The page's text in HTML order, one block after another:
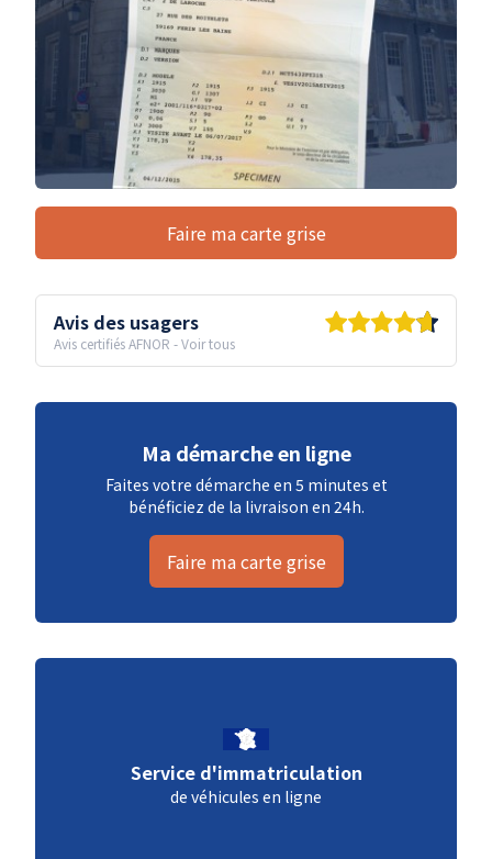
Faire ma carte grise
Avis des usagers
Avis certifiés AFNOR -Voir tous
Ma démarche en ligne
Faites votre démarche en 5 minutes et
bénéficiez de la livraison en 24h.
Faire ma carte grise
Service d'immatriculation
de véhicules en ligne